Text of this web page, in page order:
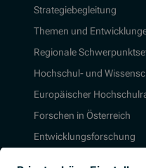
Strategiebegleitung
Themen und
Regionale
Hochschul- und
Europäischer
Forschen in Österreich
Entwicklungsforschung